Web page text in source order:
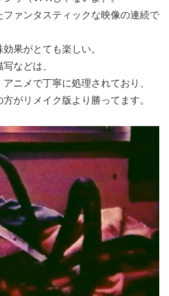
ァンタスティックな映像の連続で
果がとても楽しい。
などは、
ニメで丁寧に処理されており、
がリメイク版より勝ってます。